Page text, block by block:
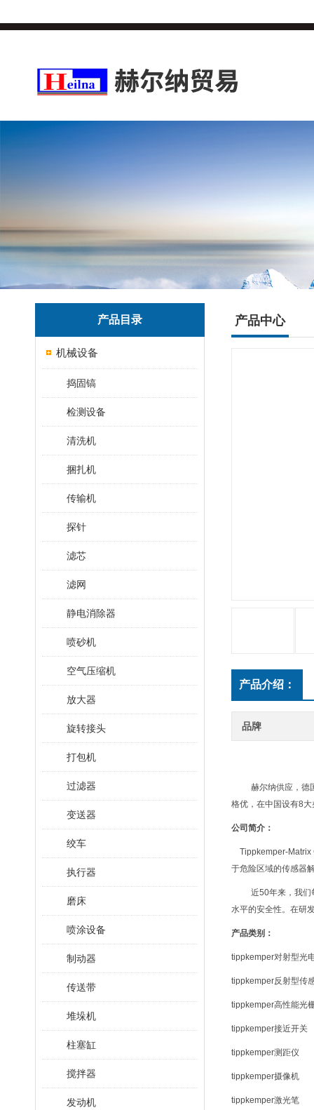
产品目录
机械设备
捣固镐
检测设备
清洗机
捆扎机
传输机
探针
滤芯
滤网
静电消除器
喷砂机
空气压缩机
放大器
旋转接头
打包机
过滤器
变送器
绞车
执行器
磨床
喷涂设备
制动器
传送带
堆垛机
柱塞缸
搅拌器
发动机
产品中心
产品介绍：
品牌
赫尔纳供应，德
格优，在中国设有8
公司简介：
Tippkemper-Matrix
于危险区域的传感器
近50年来，我们
水平的安全性。在研
产品类别：
tippkemper对射型光
tippkemper反射型传
tippkemper高性能光
tippkemper接近开关
tippkemper测距仪
tippkemper摄像机
tippkemper激光笔